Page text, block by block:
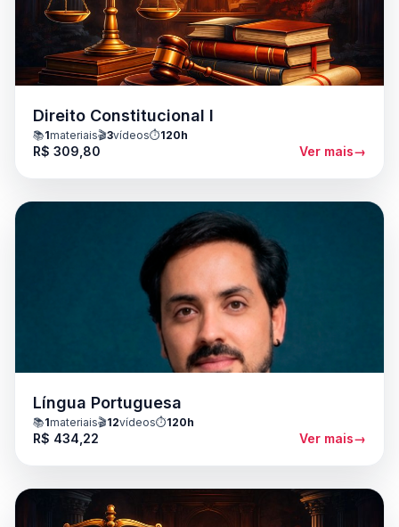
Direito Constitucional I
📚1materiais🎬3vídeos⏱️120h
R$ 309,80 Ver mais→
Língua Portuguesa
📚1materiais🎬12vídeos⏱️120h
R$ 434,22 Ver mais→